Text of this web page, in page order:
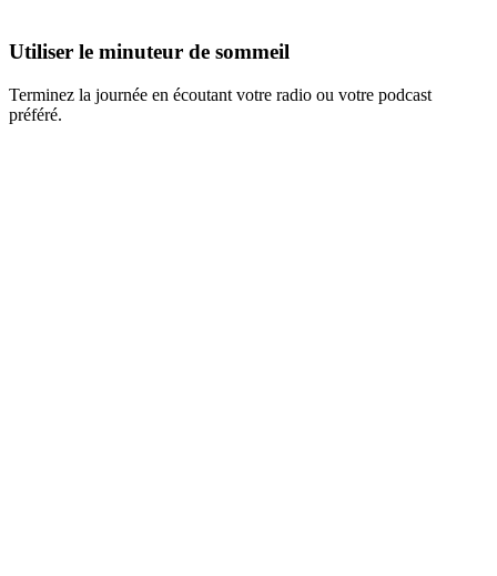
Utiliser le minuteur de sommeil
Terminez la journée en écoutant votre radio ou votre podcast
préféré.